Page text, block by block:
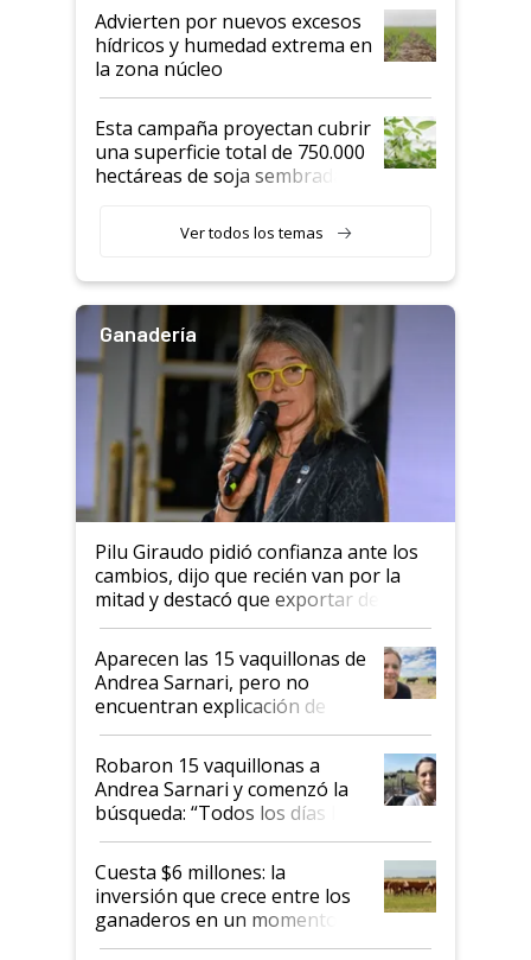
Advierten por nuevos excesos
hídricos y humedad extrema en
la zona núcleo
Esta campaña proyectan cubrir
una superficie total de 750.000
hectáreas de soja sembradas
variedades que marcan un
salto tecnológico en genética y
Ver todos los temas
Ganadería
Pilu Giraudo pidió confianza ante los
cambios, dijo que recién van por la
mitad y destacó que exportar dejó de
ser "para unos pocos": "Tenemos un
mandato muy claro del gobierno
nacional"
Aparecen las 15 vaquillonas de
Andrea Sarnari, pero no
encuentran explicación de
cómo llegaron allí
Robaron 15 vaquillonas a
Andrea Sarnari y comenzó la
búsqueda: “Todos los días le
toca a algún productor”
Cuesta $6 millones: la
inversión que crece entre los
ganaderos en un momento
histórico para la actividad